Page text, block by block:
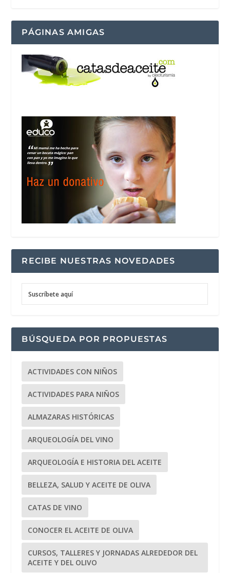
PÁGINAS AMIGAS
RECIBE NUESTRAS NOVEDADES
Suscríbete aquí
BÚSQUEDA POR PROPUESTAS
ACTIVIDADES CON NIÑOS
ACTIVIDADES PARA NIÑOS
ALMAZARAS HISTÓRICAS
ARQUEOLOGÍA DEL VINO
ARQUEOLOGÍA E HISTORIA DEL ACEITE
BELLEZA, SALUD Y ACEITE DE OLIVA
CATAS DE VINO
CONOCER EL ACEITE DE OLIVA
CURSOS, TALLERES Y JORNADAS ALREDEDOR DEL
ACEITE Y DEL OLIVO